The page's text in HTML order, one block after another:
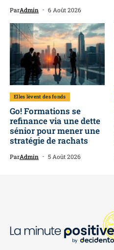
ParAdmin 6 Août 2026
Elles lèvent des fonds
Go! Formations se
refinance via une dette
sénior pour mener une
stratégie de rachats
ParAdmin 5 Août 2026